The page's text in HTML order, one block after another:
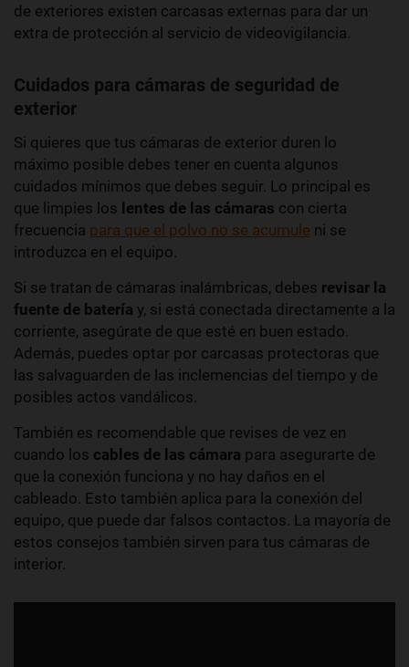
de exteriores existen carcasas externas para dar un
extra de protección al servicio de videovigilancia.
Cuidados para cámaras de seguridad de
exterior
Si quieres que tus cámaras de exterior duren lo
máximo posible debes tener en cuenta algunos
cuidados mínimos que debes seguir. Lo principal es
que limpies los lentes de las cámaras con cierta
frecuencia para que el polvo no se acumule ni se
introduzca en el equipo.
Si se tratan de cámaras inalámbricas, debes revisar la
fuente de batería y, si está conectada directamente a la
corriente, asegúrate de que esté en buen estado.
Además, puedes optar por carcasas protectoras que
las salvaguarden de las inclemencias del tiempo y de
posibles actos vandálicos.
También es recomendable que revises de vez en
cuando los cables de las cámara para asegurarte de
que la conexión funciona y no hay daños en el
cableado. Esto también aplica para la conexión del
equipo, que puede dar falsos contactos. La mayoría de
estos consejos también sirven para tus cámaras de
interior.